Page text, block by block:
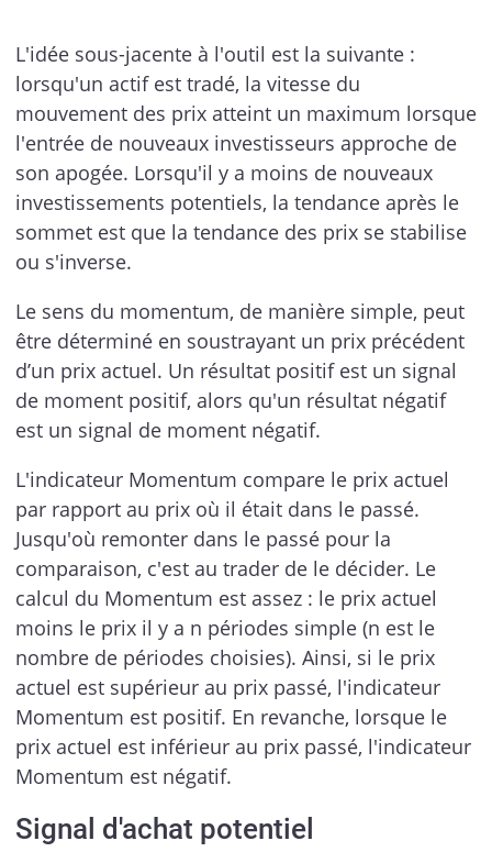
L'idée sous-jacente à l'outil est la suivante :
lorsqu'un actif est tradé, la vitesse du
mouvement des prix atteint un maximum lorsque
l'entrée de nouveaux investisseurs approche de
son apogée. Lorsqu'il y a moins de nouveaux
investissements potentiels, la tendance après le
sommet est que la tendance des prix se stabilise
ou s'inverse.
Le sens du momentum, de manière simple, peut
être déterminé en soustrayant un prix précédent
d’un prix actuel. Un résultat positif est un signal
de moment positif, alors qu'un résultat négatif
est un signal de moment négatif.
L'indicateur Momentum compare le prix actuel
par rapport au prix où il était dans le passé.
Jusqu'où remonter dans le passé pour la
comparaison, c'est au trader de le décider. Le
calcul du Momentum est assez : le prix actuel
moins le prix il y a n périodes simple (n est le
nombre de périodes choisies). Ainsi, si le prix
actuel est supérieur au prix passé, l'indicateur
Momentum est positif. En revanche, lorsque le
prix actuel est inférieur au prix passé, l'indicateur
Momentum est négatif.
Signal d'achat potentiel